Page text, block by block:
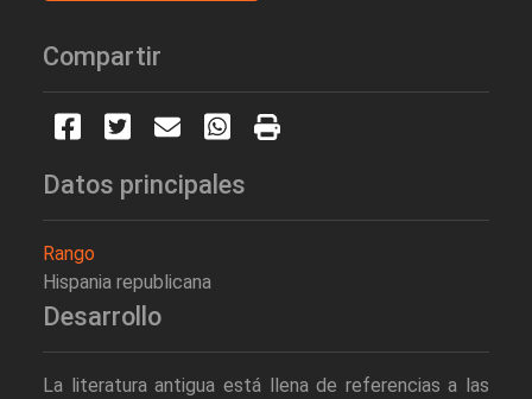
Compartir
Datos principales
Rango
Hispania republicana
Desarrollo
La literatura antigua está llena de referencias a las